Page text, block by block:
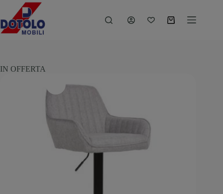
IN OFFERTA